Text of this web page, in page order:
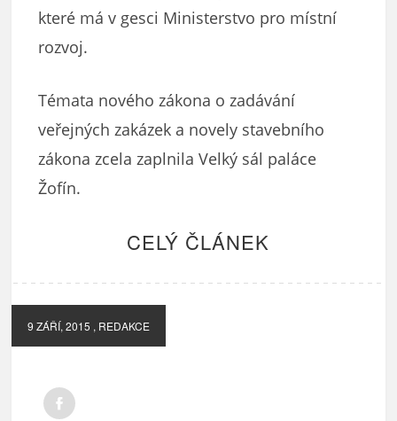
které má v gesci Ministerstvo pro místní
rozvoj.
Témata nového zákona o zadávání
veřejných zakázek a novely stavebního
zákona zcela zaplnila Velký sál paláce
Žofín.
CELÝ ČLÁNEK
9 ZÁŘÍ, 2015 , REDAKCE